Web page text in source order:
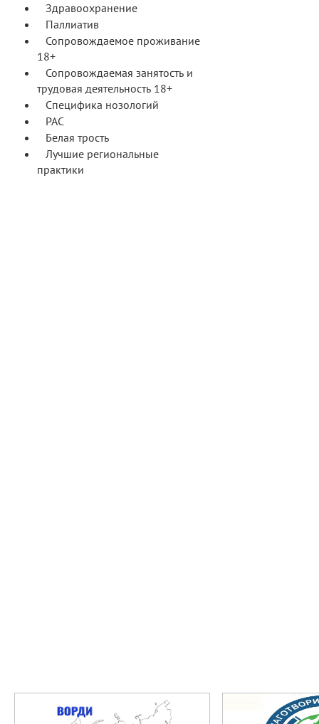
Здравоохранение
Паллиатив
Сопровождаемое проживание
18+
Сопровождаемая занятость и
трудовая деятельность 18+
Специфика нозологий
РАС
Белая трость
Лучшие региональные
практики